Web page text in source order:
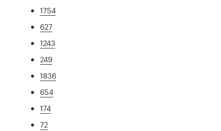
1754
627
1243
249
1836
654
174
72